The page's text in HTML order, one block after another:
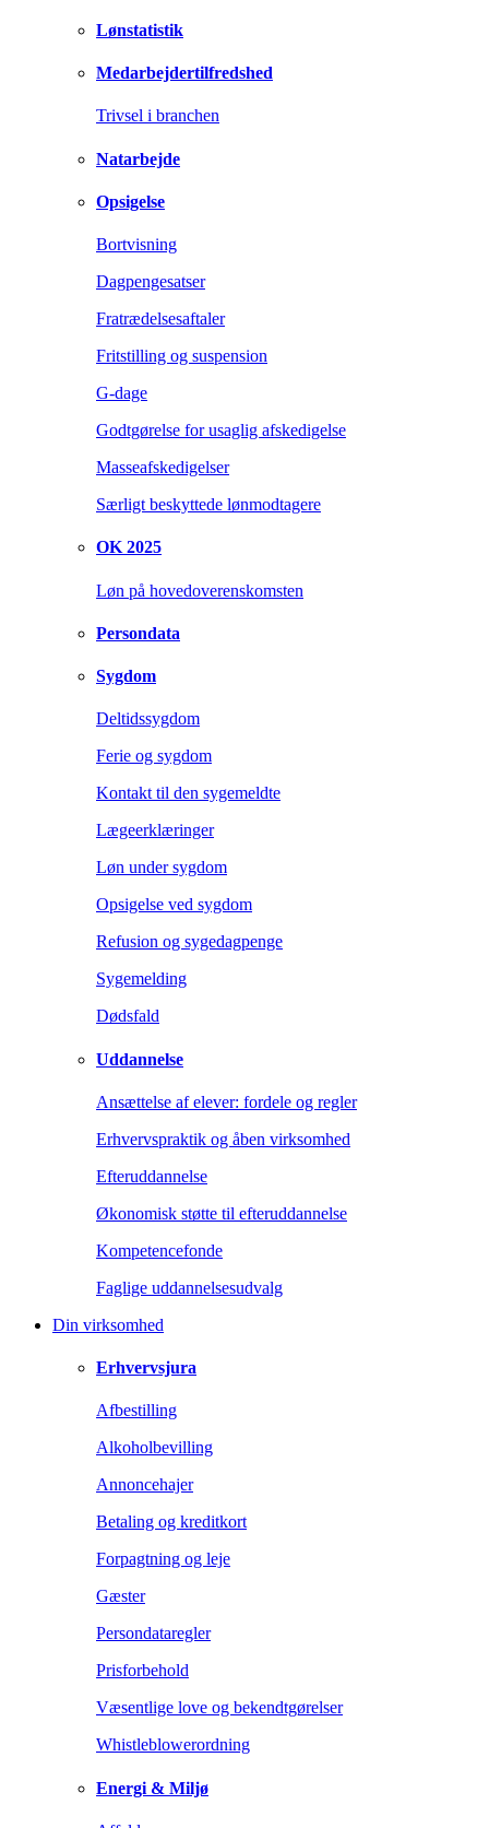
Lønstatistik
Medarbejdertilfredshed
Trivsel i branchen
Natarbejde
Opsigelse
Bortvisning
Dagpengesatser
Fratrædelsesaftaler
Fritstilling og suspension
G-dage
Godtgørelse for usaglig afskedigelse
Masseafskedigelser
Særligt beskyttede lønmodtagere
OK 2025
Løn på hovedoverenskomsten
Persondata
Sygdom
Deltidssygdom
Ferie og sygdom
Kontakt til den sygemeldte
Lægeerklæringer
Løn under sygdom
Opsigelse ved sygdom
Refusion og sygedagpenge
Sygemelding
Dødsfald
Uddannelse
Ansættelse af elever: fordele og regler
Erhvervspraktik og åben virksomhed
Efteruddannelse
Økonomisk støtte til efteruddannelse
Kompetencefonde
Faglige uddannelsesudvalg
Din virksomhed
Erhvervsjura
Afbestilling
Alkoholbevilling
Annoncehajer
Betaling og kreditkort
Forpagtning og leje
Gæster
Persondataregler
Prisforbehold
Væsentlige love og bekendtgørelser
Whistleblowerordning
Energi & Miljø